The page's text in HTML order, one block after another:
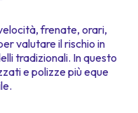
frenate, orari,
valutare il rischio in
tradizionali. In questo
e polizze più eque